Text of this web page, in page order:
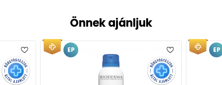
Önnek ajánljuk
EP EP